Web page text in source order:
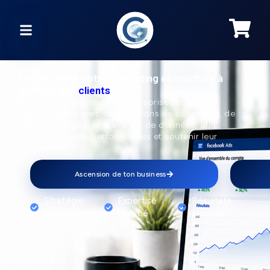
Transformez votre marketing en machine à
clients​
Nous accompagnons les entreprises et les
entrepreneurs avec des solutions de consulting, de
marketing digital et d’analyse de données, afin
d’optimiser leurs performances et soutenir leur
Ascension de ton business
Stratégie
Expertisé
certifié
Résultats
prouvés